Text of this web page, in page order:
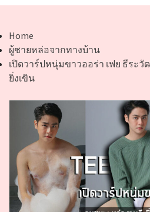
Home
ผู้ชายหล่อจากทางบ้าน
เปิดวาร์ปหนุ่มขาวออร่า เฟย ธีระ
ยิ่งเขิน